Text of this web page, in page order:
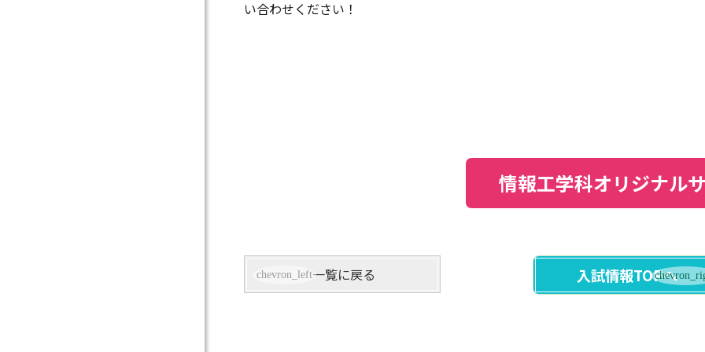
い合わせください！
情報工学科オリジナル
入試情報TOPへ
一覧に戻る